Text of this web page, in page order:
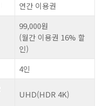
연간 이용권
99,000원
(월간 이용권 16% 할
인)
4인
UHD(HDR 4K)